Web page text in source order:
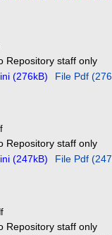
Repository staff only
(276kB)
File Pdf
Repository staff only
(247kB)
File Pdf
Repository staff only